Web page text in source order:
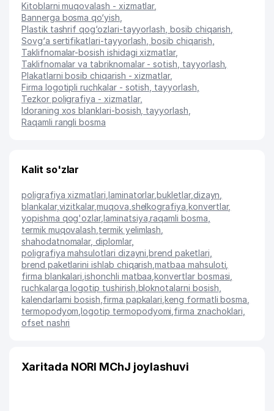
Kitoblarni muqovalash - xizmatlar,
Bannerga bosma qo‘yish
Plastik tashrif qog‘ozlari-tayyorlash, bosib chiqarish
Sovg‘a sertifikatlari-tayyorlash, bosib chiqarish
Taklifnomalar-bosish ishidagi xizmatlar,
Taklifnomalar va tabriknomalar - sotish, tayyorlash
Plakatlarni bosib chiqarish - xizmatlar,
Firma logotipli ruchkalar - sotish, tayyorlash
Tezkor poligrafiya - xizmatlar,
Idoraning xos blanklari-bosish, tayyorlash
Raqamli rangli bosma
Kalit so'zlar
poligrafiya xizmatlari laminatorlar,bukletlar,dizayn
blankalar,vizitkalar,muqova shelkografiya konvertlar,
yopishma qog'ozlar,laminatsiya ,raqamli bosma
termik muqovalash termik yelimlash
shahodatnomalar, diplomlar,
poligrafiya mahsulotlari dizayni ,brend paketlari
brend paketlarini ishlab chiqarish ,matbaa mahsuloti
firma blankalari ,ishonchli matbaa ,konvertlar bosmasi
ruchkalarga logotip tushirish bloknotalarni bosish
kalendarlarni bosish firma papkalari ,keng formatli bosma
termopodyom ,logotip termopodyomi firma znachoklari
ofset nashri
Xaritada NORI MChJ joylashuvi